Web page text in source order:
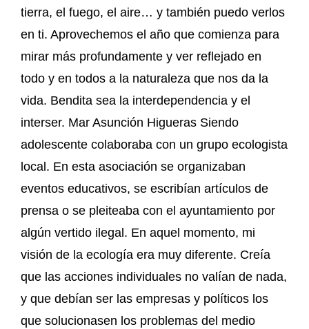
tierra, el fuego, el aire… y también puedo verlos
en ti. Aprovechemos el año que comienza para
mirar más profundamente y ver reflejado en
todo y en todos a la naturaleza que nos da la
vida. Bendita sea la interdependencia y el
interser. Mar Asunción Higueras Siendo
adolescente colaboraba con un grupo ecologista
local. En esta asociación se organizaban
eventos educativos, se escribían artículos de
prensa o se pleiteaba con el ayuntamiento por
algún vertido ilegal. En aquel momento, mi
visión de la ecología era muy diferente. Creía
que las acciones individuales no valían de nada,
y que debían ser las empresas y políticos los
que solucionasen los problemas del medio